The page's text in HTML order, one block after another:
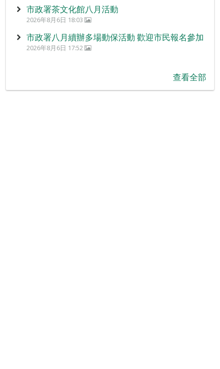
市政署茶文化館八月活動
2026年8月6日 18:03
市政署八月續辦多場動保活動 歡迎市民報名參加
2026年8月6日 17:52
查看全部